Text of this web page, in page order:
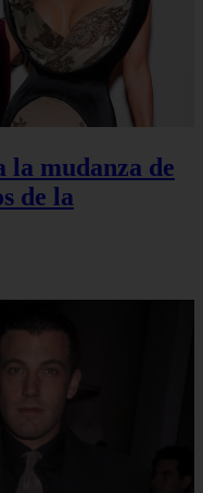
la mudanza de
de la